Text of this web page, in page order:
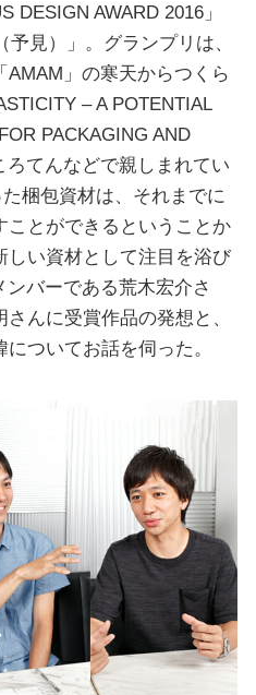
DESIGN AWARD 2016」
見）」。グランプリは、
AMAM」の寒天からつくら
– A POTENTIAL
PACKAGING AND
てんなどで親しまれてい
梱包資材は、それまでに
ことができるということか
しい資材として注目を浴び
バーである荒木宏介さ
んに受賞作品の発想と、
ついてお話を伺った。